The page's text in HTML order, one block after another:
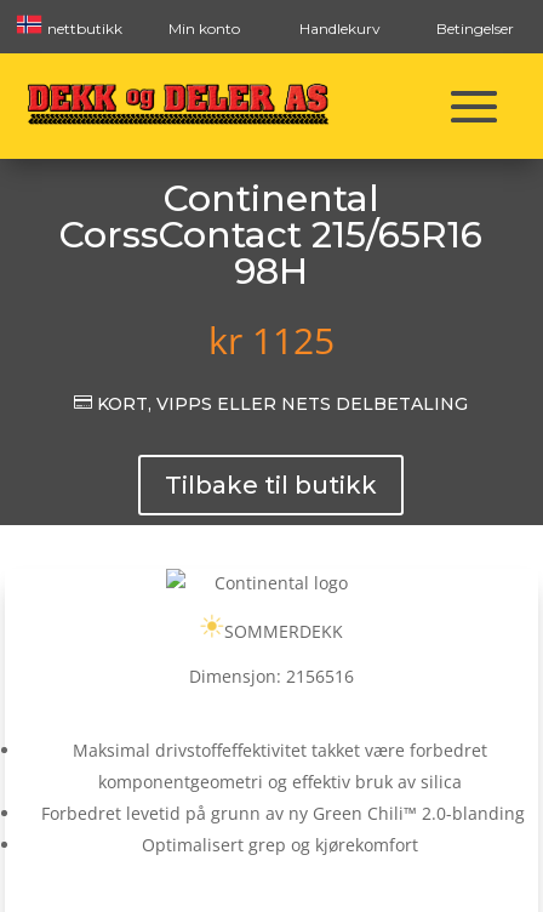
nettbutikk Min konto Handlekurv Betingelser
Continental
CorssContact 215/65R16
98H
kr1125
 KORT, VIPPS ELLER NETS DELBETALING
Tilbake til butikk
SOMMERDEKK
Dimensjon: 2156516
Maksimal drivstoffeffektivitet takket være forbedret
komponentgeometri og effektiv bruk av silica
Forbedret levetid på grunn av ny Green Chili™ 2.0-blanding
Optimalisert grep og kjørekomfort